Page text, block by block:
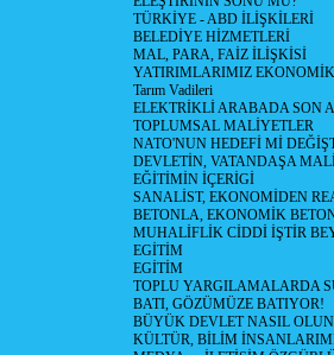
TÜRKİYE - ABD İLİŞKİLERİ
BELEDİYE HİZMETLERİ
MAL, PARA, FAİZ İLİŞKİSİ
YATIRIMLARIMIZ
Tarım Vadileri
ELEKTRİKLİ ARABADA SON
TOPLUMSAL MALİYETLER
NATO'NUN HEDEFİ Mİ
DEVLETİN, VATANDAŞA
EĞİTİMİN İÇERİGİ
SANALİST, EKONOMİDEN
BETONLA, EKONOMİK
MUHALİFLİK CİDDİ İŞTİR
EGİTİM
EGİTİM
TOPLU YARGILAMALARDA
BATI, GÖZÜMÜZE BATIYOR!
BÜYÜK DEVLET NASIL
KÜLTÜR, BİLİM